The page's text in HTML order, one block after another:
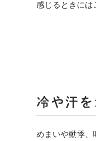
感じるときには
冷や汗を
めまいや動悸、